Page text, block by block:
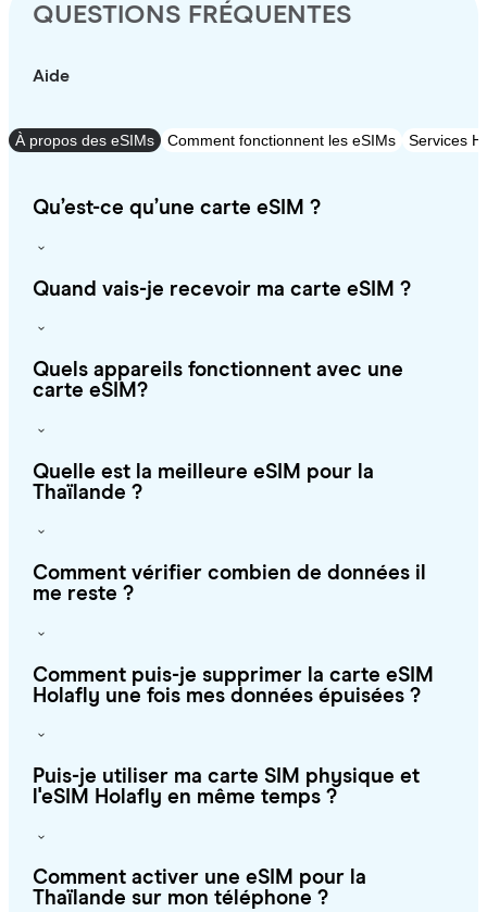
QUESTIONS FRÉQUENTES
Aide
À propos des eSIMs Comment fonctionnent les eSIMs Services
Qu’est-ce qu’une carte eSIM ?
Quand vais-je recevoir ma carte eSIM ?
Quels appareils fonctionnent avec une
carte eSIM?
Quelle est la meilleure eSIM pour la
Thaïlande ?
Comment vérifier combien de données il
me reste ?
Comment puis-je supprimer la carte eSIM
Holafly une fois mes données épuisées ?
Puis-je utiliser ma carte SIM physique et
l'eSIM Holafly en même temps ?
Comment activer une eSIM pour la
Thaïlande sur mon téléphone ?